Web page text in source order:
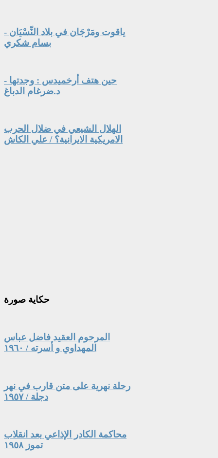
ياقوت ومَرْجَان في بلاد النِّسْيَان -
بسام شكري
حين هتف أرخميدس : وجدتها -
د.ضرغام الدباغ
الهلال الشيعي في ضلال الحرب
الامريكية الايرانية؟ / علي الكاش
حكاية صورة
المرحوم العقيد فاضل عباس
المهداوي و أسرته / ١٩٦٠
رحلة نهرية على متن قارب في نهر
دجلة / ١٩٥٧
محاكمة الكادر الإذاعي بعد انقلاب
تموز ١٩٥٨